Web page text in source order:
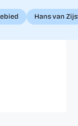
Hans van